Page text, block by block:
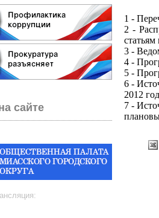
сайте
1 -
2 -
3 -
4 -
5 -
6 -
2012 год
7 -